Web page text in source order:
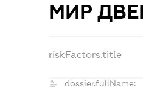
МИР
riskFactors.title
dossier.fullName: